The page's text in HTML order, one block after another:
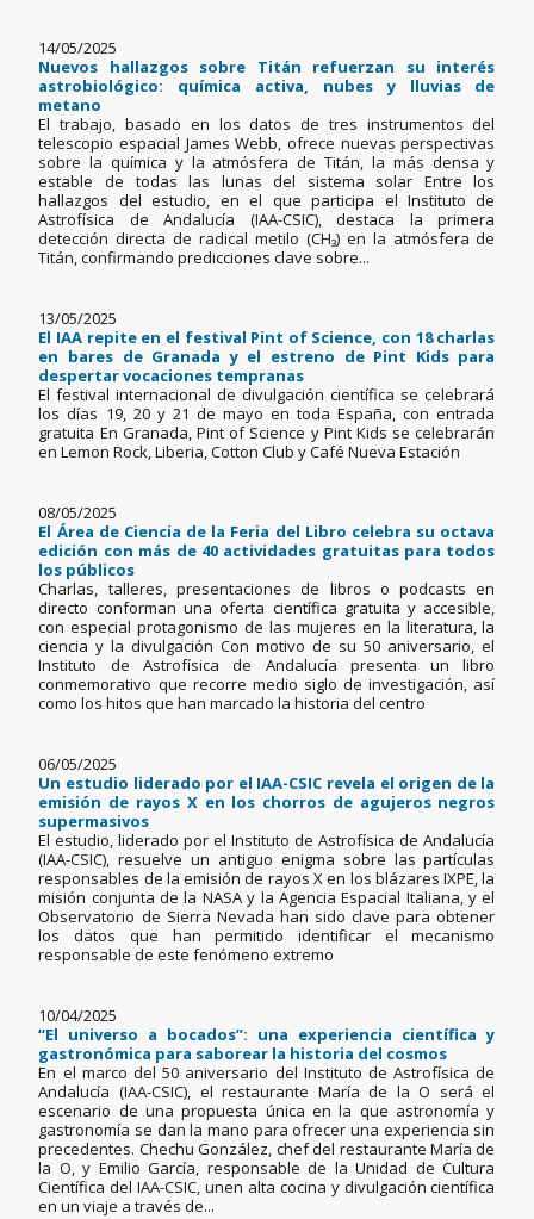
14/05/2025
Nuevos hallazgos sobre Titán refuerzan su interés
astrobiológico: química activa, nubes y lluvias de
metano
El trabajo, basado en los datos de tres instrumentos del
telescopio espacial James Webb, ofrece nuevas perspectivas
sobre la química y la atmósfera de Titán, la más densa y
estable de todas las lunas del sistema solar Entre los
hallazgos del estudio, en el que participa el Instituto de
Astrofísica de Andalucía (IAA-CSIC), destaca la primera
detección directa de radical metilo (CH₃) en la atmósfera de
Titán, confirmando predicciones clave sobre...
13/05/2025
El IAA repite en el festival Pint of Science, con 18 charlas
en bares de Granada y el estreno de Pint Kids para
despertar vocaciones tempranas
El festival internacional de divulgación científica se celebrará
los días 19, 20 y 21 de mayo en toda España, con entrada
gratuita En Granada, Pint of Science y Pint Kids se celebrarán
en Lemon Rock, Liberia, Cotton Club y Café Nueva Estación
08/05/2025
El Área de Ciencia de la Feria del Libro celebra su octava
edición con más de 40 actividades gratuitas para todos
los públicos
Charlas, talleres, presentaciones de libros o podcasts en
directo conforman una oferta científica gratuita y accesible,
con especial protagonismo de las mujeres en la literatura, la
ciencia y la divulgación Con motivo de su 50 aniversario, el
Instituto de Astrofísica de Andalucía presenta un libro
conmemorativo que recorre medio siglo de investigación, así
como los hitos que han marcado la historia del centro
06/05/2025
Un estudio liderado por el IAA-CSIC revela el origen de la
emisión de rayos X en los chorros de agujeros negros
supermasivos
El estudio, liderado por el Instituto de Astrofísica de Andalucía
(IAA-CSIC), resuelve un antiguo enigma sobre las partículas
responsables de la emisión de rayos X en los blázares IXPE, la
misión conjunta de la NASA y la Agencia Espacial Italiana, y el
Observatorio de Sierra Nevada han sido clave para obtener
los datos que han permitido identificar el mecanismo
responsable de este fenómeno extremo
10/04/2025
“El universo a bocados”: una experiencia científica y
gastronómica para saborear la historia del cosmos
En el marco del 50 aniversario del Instituto de Astrofísica de
Andalucía (IAA-CSIC), el restaurante María de la O será el
escenario de una propuesta única en la que astronomía y
gastronomía se dan la mano para ofrecer una experiencia sin
precedentes. Chechu González, chef del restaurante María de
la O, y Emilio García, responsable de la Unidad de Cultura
Científica del IAA-CSIC, unen alta cocina y divulgación científica
en un viaje a través de...